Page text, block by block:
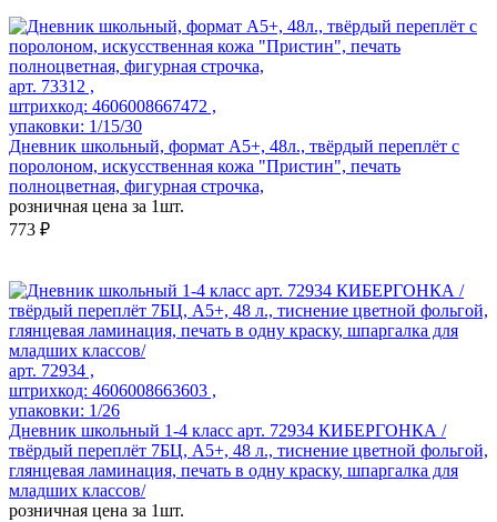
арт. 73312 ,
штрихкод: 4606008667472 ,
упаковки: 1/15/30
Дневник школьный, формат А5+, 48л., твёрдый переплёт с
поролоном, искусственная кожа "Пристин", печать
полноцветная, фигурная строчка,
розничная цена за 1шт.
773 ₽
арт. 72934 ,
штрихкод: 4606008663603 ,
упаковки: 1/26
Дневник школьный 1-4 класс арт. 72934 КИБЕРГОНКА /
твёрдый переплёт 7БЦ, А5+, 48 л., тиснение цветной фольгой,
глянцевая ламинация, печать в одну краску, шпаргалка для
младших классов/
розничная цена за 1шт.